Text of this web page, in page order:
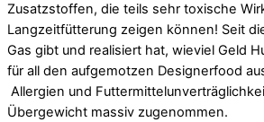
Zusatzstoffen, die teils sehr toxische
Langzeitfütterung zeigen können! Seit
Gas gibt und realisiert hat, wieviel Geld
für all den aufgemotzen Designerfood
Allergien und
Übergewicht massiv zugenommen.